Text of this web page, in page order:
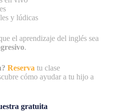
y lúdicas
el aprendizaje del inglés sea
.
Reserva tu clase
cómo ayudar a tu hijo a
gratuita